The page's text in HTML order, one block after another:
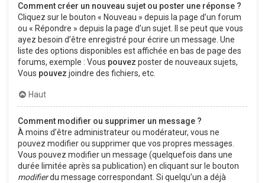
Comment créer un nouveau sujet ou poster une réponse ?
Cliquez sur le bouton « Nouveau » depuis la page d’un forum
ou « Répondre » depuis la page d’un sujet. Il se peut que vous
ayez besoin d’être enregistré pour écrire un message. Une
liste des options disponibles est affichée en bas de page des
forums, exemple : Vous pouvez poster de nouveaux sujets,
Vous pouvez joindre des fichiers, etc.
Haut
Comment modifier ou supprimer un message ?
À moins d’être administrateur ou modérateur, vous ne
pouvez modifier ou supprimer que vos propres messages.
Vous pouvez modifier un message (quelquefois dans une
durée limitée après sa publication) en cliquant sur le bouton
modifierdu message correspondant. Si quelqu’un a déjà